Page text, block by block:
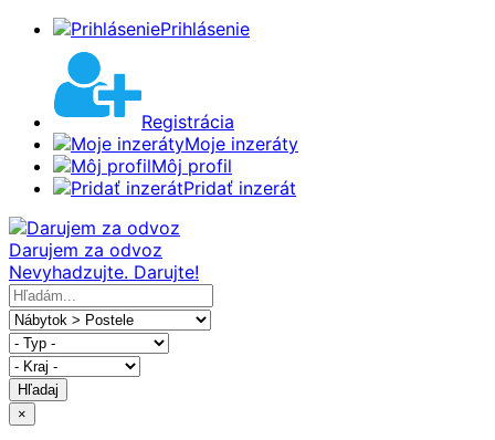
Prihlásenie
Registrácia
Moje inzeráty
Môj profil
Pridať inzerát
Darujem za odvoz
Nevyhadzujte. Darujte!
Hľadaj
×